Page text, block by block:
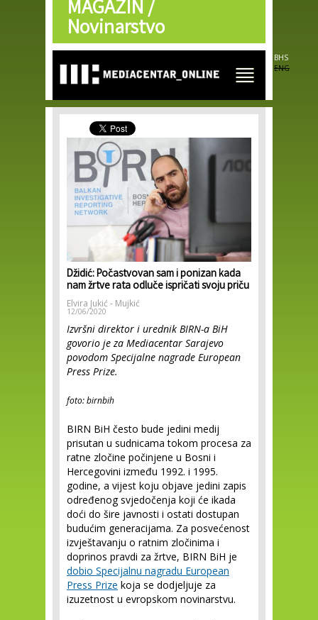
Skip to
main
content
MAGAZIN /
Novinarstvo
BHS
ENG
Džidić: Počastvovan sam i ponizan kada
nam žrtve rata odluče ispričati svoju priču
Elvira Jukić - Mujkić
12/06/2020
Izvršni direktor i urednik BIRN-a BiH
govorio je za Mediacentar Sarajevo
povodom Specijalne nagrade European
Press Prize.
foto: birnbih
BIRN BiH često bude jedini medij
prisutan u sudnicama tokom procesa za
ratne zločine počinjene u Bosni i
Hercegovini između 1992. i 1995.
godine, a vijest koju objave jedini zapis
određenog svjedočenja koji će ikada
doći do šire javnosti i ostati dostupan
budućim generacijama. Za posvećenost
izvještavanju o ratnim zločinima i
doprinos pravdi za žrtve, BIRN BiH je
dobio Specijalnu nagradu European
Press Prize koja se dodjeljuje za
izuzetnost u evropskom novinarstvu.